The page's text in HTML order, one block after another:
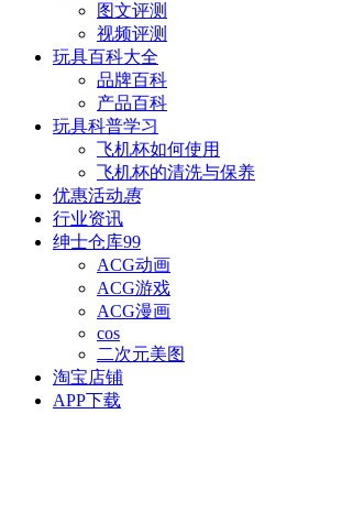
图文评测
视频评测
玩具百科大全
品牌百科
产品百科
玩具科普学习
飞机杯如何使用
飞机杯的清洗与保养
优惠活动惠
行业资讯
绅士仓库99
ACG动画
ACG游戏
ACG漫画
cos
二次元美图
淘宝店铺
APP下载